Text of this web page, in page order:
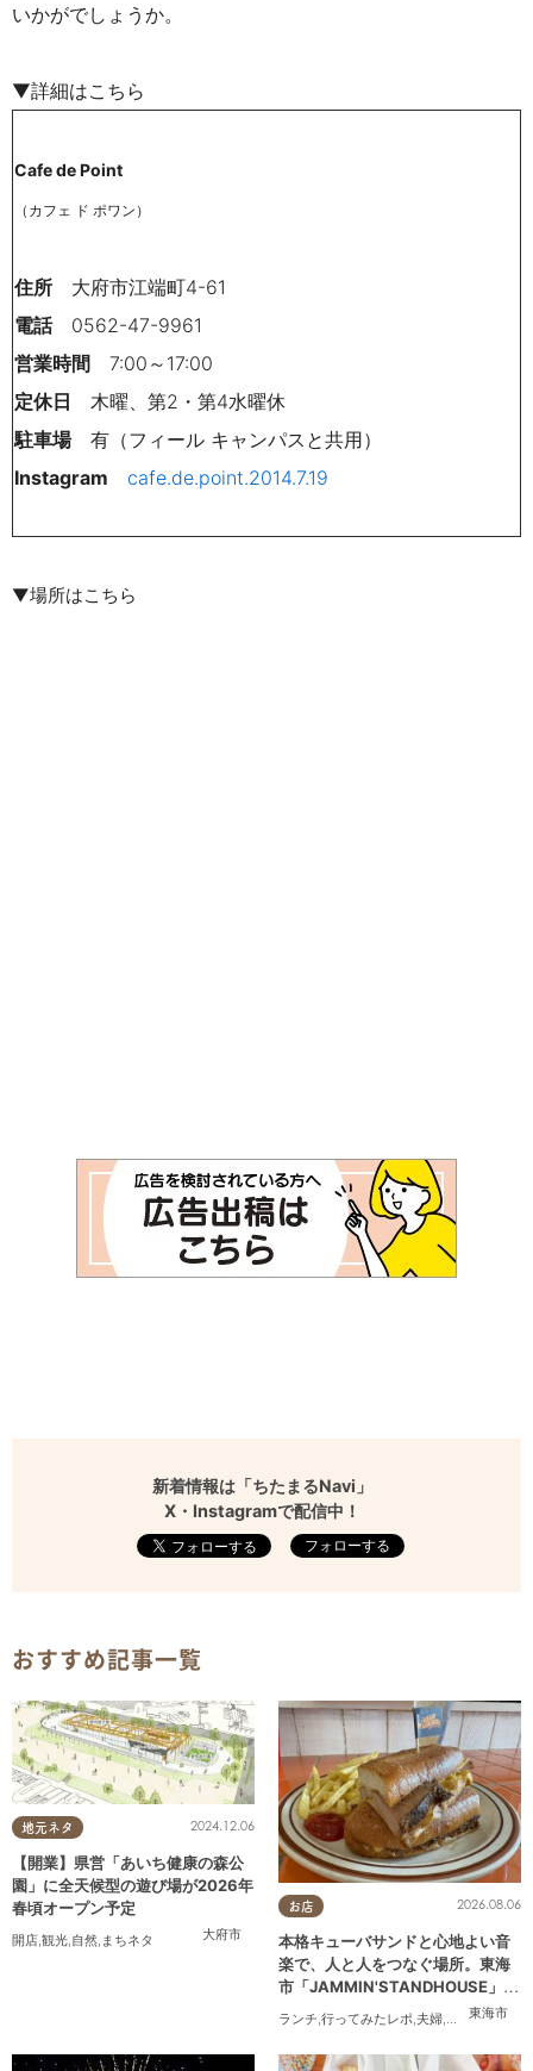
いかがでしょうか。
▼詳細はこちら
Cafe de Point
（カフェ ド ポワン）
住所 大府市江端町4-61
電話0562-47-9961
営業時間 7:00～17:00
定休日 木曜、第2・第4水曜休
駐車場有（フィール キャンパスと共用）
Instagram cafe.de.point.2014.7.19
▼場所はこちら
新着情報は「ちたまるNavi」
X・Instagramで配信中！
フォローする
おすすめ記事一覧
地元ネタ
大府市
2024.12.06
【開業】県営「あいち健康の森公
園」に全天候型の遊び場が2026年
春頃オープン予定
開店,観光,自然, まちネタ
お店
東海市
2026.08.06
本格キューバサンドと心地よい音
楽で、人と人をつなぐ場所。東海
市「JAMMIN'STANDHOUSE」に
行ってみた
ランチ,行ってみたレポ,夫婦,おひとりさま